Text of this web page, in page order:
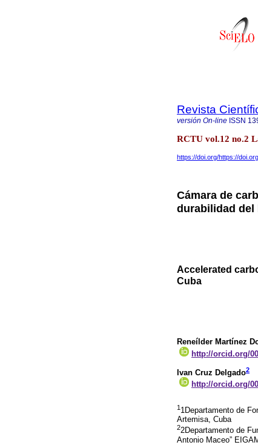
Revista
versión On-line ISSN
RCTU vol.12 no.2
https://doi.org/https://
Cámara de
durabilidad del
Accelerated
Cuba
Reneílder Martínez
http://orcid.org/
Ivan Cruz Delgado2
http://orcid.org/
1 1Departamento de
Artemisa, Cuba
22Departamento de
Antonio Maceo”